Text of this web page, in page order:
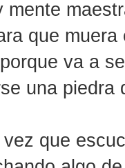
mente
que
va a
una
que